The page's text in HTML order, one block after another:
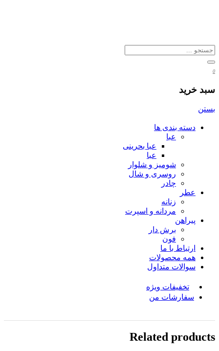
0
سبد خرید
بستن
دسته بندی ها
عبا
عبا بحرینی
عبا
شومیز و شلوار
روسری و شال
چادر
عطر
زنانه
مردانه و اسپرت
پیراهن
برش دار
فون
ارتباط با ما
همه محصولات
سوالات متداول
تخفیفات ویژه
سفارشات من
Related products